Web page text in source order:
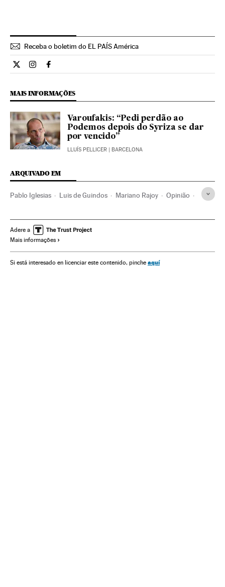
Receba o boletim do EL PAÍS América
Opiniao El País Brasil en Twitter
Opiniao El País Brasil en Instagram
Opiniao El País Brasil en Facebook
MAIS INFORMAÇÕES
Varoufakis: “Pedi perdão ao
Podemos depois do Syriza se dar
por vencido”
LLUÍS PELLICER | BARCELONA
ARQUIVADO EM
Pablo Iglesias Luis de Guindos Mariano Rajoy Opinião
XI Legislatura Espanha Legislaturas políticas
PP Espanha
Administração Estado Política Administração pública
Adere a
Mais informações
Si está interesado en licenciar este contenido, pinche aquí